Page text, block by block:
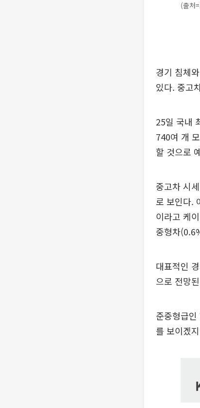
(출처
경기 침체
있다. 중고
25일 국내
740여 개
할 것으로
중고차 시
로 보인다.
이라고 케
중형차
대표적인
으로 전망
준중형급
를 보이겠